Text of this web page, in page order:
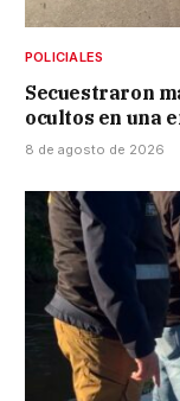
POLICIALES
Secuestraron
ocultos en una
8 de agosto de 2026